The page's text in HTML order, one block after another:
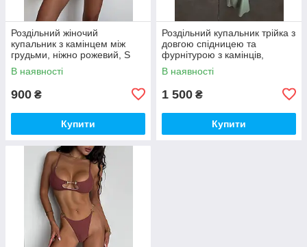
Роздільний жіночий
купальник з камінцем між
грудьми, ніжно рожевий, S
В наявності
900 ₴
Купити
Роздільний купальник трійка з
довгою спідницею та
фурнітурою з камінців,
фісташка, S
В наявності
1 500 ₴
Купити